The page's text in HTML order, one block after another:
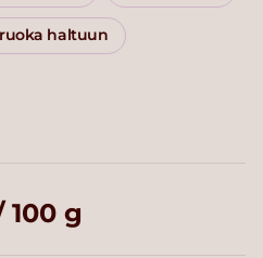
haltuun
g